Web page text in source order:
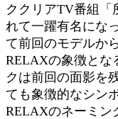
ククリアTV番組「
れて一躍有名にな
て前回のモデルか
RELAXの象徴とな
クは前回の面影を
ても象徴的なシン
RELAXのネーミン